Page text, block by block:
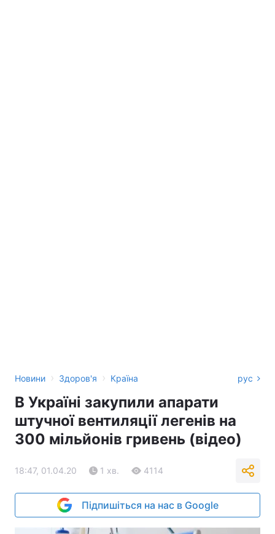
Новини › Здоров'я › Країна рус
В Україні закупили апарати
штучної вентиляції легенів на
300 мільйонів гривень (відео)
18:47, 01.04.20 1 хв. 4114
Підпишіться на нас в Google